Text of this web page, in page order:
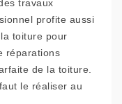
travaux
profite aussi
toiture pour
réparations
de la toiture.
le réaliser au